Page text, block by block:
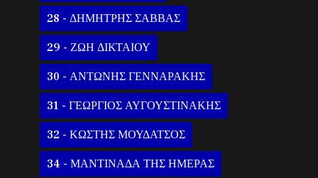
28 - ΔΗΜΗΤΡΗΣ ΣΑΒΒΑΣ
29 - ΖΩΗ ΔΙΚΤΑΙΟΥ
30 - ΑΝΤΩΝΗΣ ΓΕΝΝΑΡΑΚΗΣ
31 - ΓΕΩΡΓΙΟΣ ΑΥΓΟΥΣΤΙΝΑΚΗΣ
32 - ΚΩΣΤΗΣ ΜΟΥΔΑΤΣΟΣ
34 - ΜΑΝΤΙΝΑΔΑ ΤΗΣ ΗΜΕΡΑΣ